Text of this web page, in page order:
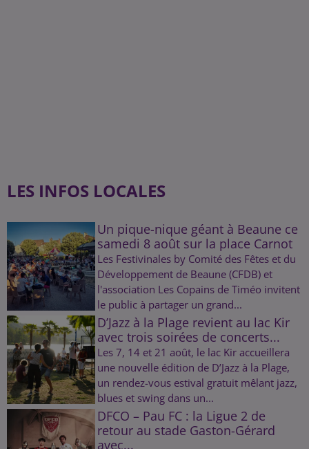
LES INFOS LOCALES
Un pique-nique géant à Beaune ce
samedi 8 août sur la place Carnot
Les Festivinales by Comité des Fêtes et du
Développement de Beaune (CFDB) et
l'association Les Copains de Timéo invitent
le public à partager un grand...
D’Jazz à la Plage revient au lac Kir
avec trois soirées de concerts...
Les 7, 14 et 21 août, le lac Kir accueillera
une nouvelle édition de D’Jazz à la Plage,
un rendez-vous estival gratuit mêlant jazz,
blues et swing dans un...
DFCO – Pau FC : la Ligue 2 de
retour au stade Gaston-Gérard
avec...